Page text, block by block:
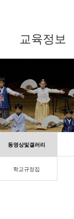
교육정보
동영상및갤러리
학교규정집